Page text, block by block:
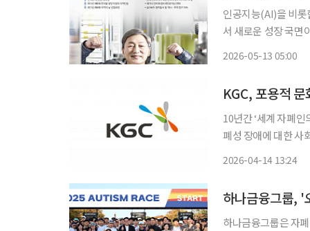
인공지능(AI)을 비롯
서 새로운 성장 국면
2026-05-13 05:00
KGC, 포용적
10년간 ‘세계 자폐인의 날’ 행사 후원 KGC가 ‘세계
폐성 장애에 대한 사
2026-04-14 13:24
하나금융그룹, '
하나금융그룹은 자